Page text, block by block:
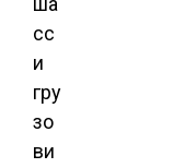
сс
и
гру
зо
ви